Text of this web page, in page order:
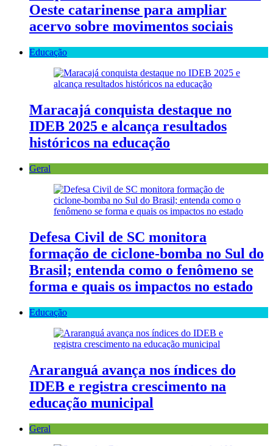
Oeste catarinense para ampliar
acervo sobre movimentos sociais
Educação
Maracajá conquista destaque no
IDEB 2025 e alcança resultados
históricos na educação
Geral
Defesa Civil de SC monitora
formação de ciclone-bomba no Sul do
Brasil; entenda como o fenômeno se
forma e quais os impactos no estado
Educação
Araranguá avança nos índices do
IDEB e registra crescimento na
educação municipal
Geral